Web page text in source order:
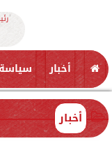
أخبار
أخبار